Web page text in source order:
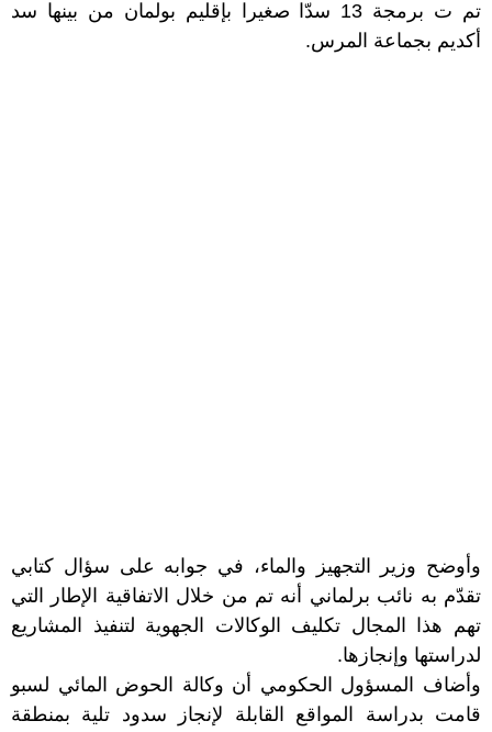
تم ت برمجة 13 سدّا صغيرا بإقليم بولمان من بينها سد
أكديم بجماعة المرس.
وأوضح وزير التجهيز والماء، في جوابه على سؤال كتابي
تقدّم به نائب برلماني أنه تم من خلال الاتفاقية الإطار التي
تهم هذا المجال تكليف الوكالات الجهوية لتنفيذ المشاريع
لدراستها وإنجازها.
وأضاف المسؤول الحكومي أن وكالة الحوض المائي لسبو
قامت بدراسة المواقع القابلة لإنجاز سدود تلية بمنطقة